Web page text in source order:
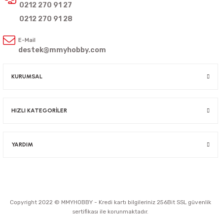
0212 270 91 27
0212 270 91 28
E-Mail
destek@mmyhobby.com
KURUMSAL
HIZLI KATEGORİLER
YARDIM
Copyright 2022 © MMYHOBBY - Kredi kartı bilgileriniz 256Bit SSL güvenlik
sertifikası ile korunmaktadır.